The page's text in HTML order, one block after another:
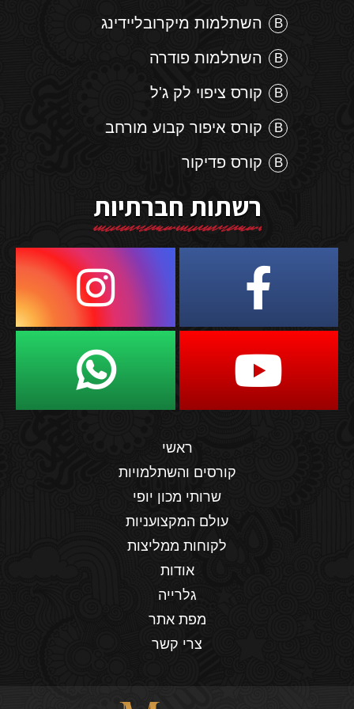
השתלמות מיקרובליידינג
השתלמות פודרה
קורס ציפוי לק ג'ל
קורס איפור קבוע מורחב
קורס פדיקור
רשתות חברתיות
ראשי
קורסים והשתלמויות
שרותי מכון יופי
עולם המקצועניות
לקוחות ממליצות
אודות
גלרייה
מפת אתר
צרי קשר